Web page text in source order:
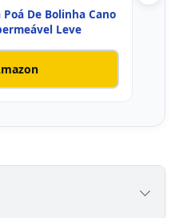
De Bolinha Cano
Leve